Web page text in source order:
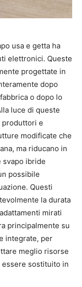
usa e getta ha
elettronici. Queste
progettate in
dopo
o dopo lo
luce di queste
produttori e
modificate che
ma riducano in
ibride
possibile
Questi
la durata
mirati
principalmente su
integrate, per
meglio risorse
sostituito in